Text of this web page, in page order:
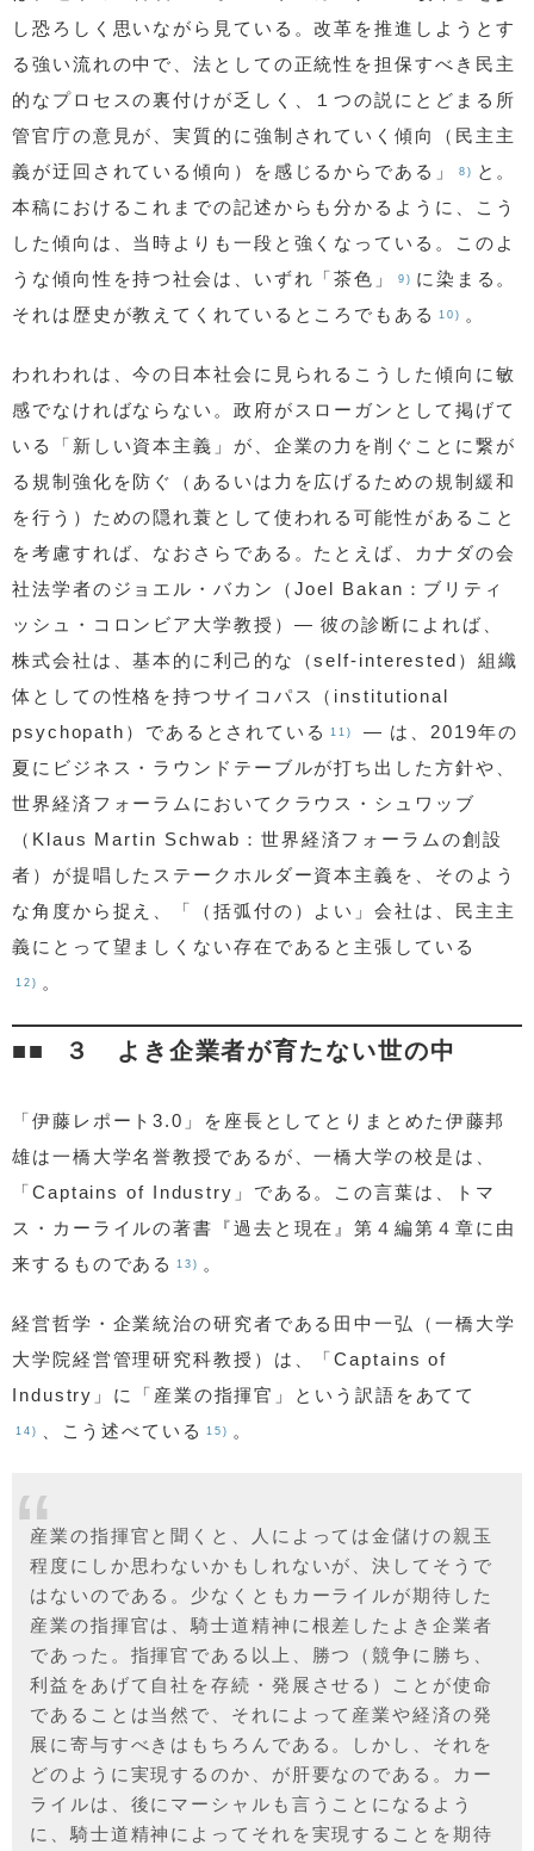
し恐ろしく思いながら見ている。改革を推進しようとす
る強い流れの中で、法としての正統性を担保すべき民主
的なプロセスの裏付けが乏しく、１つの説にとどまる所
管官庁の意見が、実質的に強制されていく傾向（民主主
義が迂回されている傾向）を感じるからである」
8)
と。
本稿におけるこれまでの記述からも分かるように、こう
した傾向は、当時よりも一段と強くなっている。このよ
うな傾向性を持つ社会は、いずれ「茶色」
9) に染まる。
それは歴史が教えてくれているところでもある
10) 。
われわれは、今の日本社会に見られるこうした傾向に敏
感でなければならない。政府がスローガンとして掲げて
いる「新しい資本主義」が、企業の力を削ぐことに繋が
る規制強化を防ぐ（あるいは力を広げるための規制緩和
を行う）ための隠れ蓑として使われる可能性があること
を考慮すれば、なおさらである。たとえば、カナダの会
社法学者のジョエル・バカン（Joel Bakan：ブリティ
ッシュ・コロンビア大学教授）— 彼の診断によれば、
株式会社は、基本的に利己的な（self-interested）組織
体としての性格を持つサイコパス（institutional
psychopath）であるとされている
11)
— は、2019年の
夏にビジネス・ラウンドテーブルが打ち出した方針や、
世界経済フォーラムにおいてクラウス・シュワッブ
（Klaus Martin Schwab：世界経済フォーラムの創設
者）が提唱したステークホルダー資本主義を、そのよう
な角度から捉え、「（括弧付の）よい」会社は、民主主
義にとって望ましくない存在であると主張している
12) 。
３ よき企業者が育たない世の中
「伊藤レポート3.0」を座長としてとりまとめた伊藤邦
雄は一橋大学名誉教授であるが、一橋大学の校是は、
「Captains of Industry」である。この言葉は、トマ
ス・カーライルの著書『過去と現在』第４編第４章に由
来するものである
13) 。
経営哲学・企業統治の研究者である田中一弘（一橋大学
大学院経営管理研究科教授）は、「Captains of
Industry」に「産業の指揮官」という訳語をあてて
14) 、こう述べている 15) 。
産業の指揮官と聞くと、人によっては金儲けの親玉
程度にしか思わないかもしれないが、決してそうで
はないのである。少なくともカーライルが期待した
産業の指揮官は、騎士道精神に根差したよき企業者
であった。指揮官である以上、勝つ（競争に勝ち、
利益をあげて自社を存続・発展させる）ことが使命
であることは当然で、それによって産業や経済の発
展に寄与すべきはもちろんである。しかし、それを
どのように実現するのか、が肝要なのである。カー
ライルは、後にマーシャルも言うことになるよう
に、騎士道精神によってそれを実現することを期待